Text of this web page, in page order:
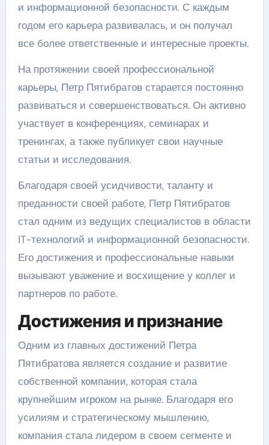
и информационной безопасности. С каждым
годом его карьера развивалась, и он получал
все более ответственные и интересные проекты.
На протяжении своей профессиональной
карьеры, Петр Пятибратов старается постоянно
развиваться и совершенствоваться. Он активно
участвует в конференциях, семинарах и
тренингах, а также публикует свои научные
статьи и исследования.
Благодаря своей усидчивости, таланту и
преданности своей работе, Петр Пятибратов
стал одним из ведущих специалистов в области
IT-технологий и информационной безопасности.
Его достижения и профессиональные навыки
вызывают уважение и восхищение у коллег и
партнеров по работе.
Достижения и признание
Одним из главных достижений Петра
Пятибратова является создание и развитие
собственной компании, которая стала
крупнейшим игроком на рынке. Благодаря его
усилиям и стратегическому мышлению,
компания стала лидером в своем сегменте и